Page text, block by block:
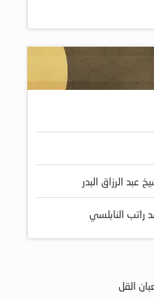
عبد الرزاق البدر
راتب النابلسي
القل